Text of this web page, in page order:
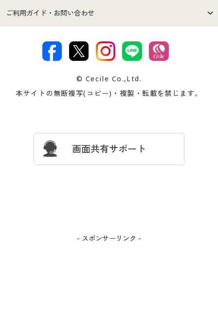
セシールご利用規約
著作権・商標について 会社案内
商品カテゴリ
プレゼント＆キャンペーン サイトマップ
ご利用ガイド・お問い合わせ
交換・返品は お支払は
ついて
忘れの場合
© Cecile Co.,Ltd.
本サイトの無断複写(コピー)・複製・転載を禁じます。
画面共有サポート
- スポンサーリンク -